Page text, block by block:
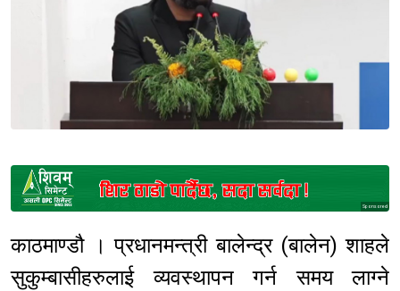
Sponsored
काठमाण्डौ । प्रधानमन्त्री बालेन्द्र (बालेन) शाहले
सुकुम्बासीहरुलाई व्यवस्थापन गर्न समय लाग्ने